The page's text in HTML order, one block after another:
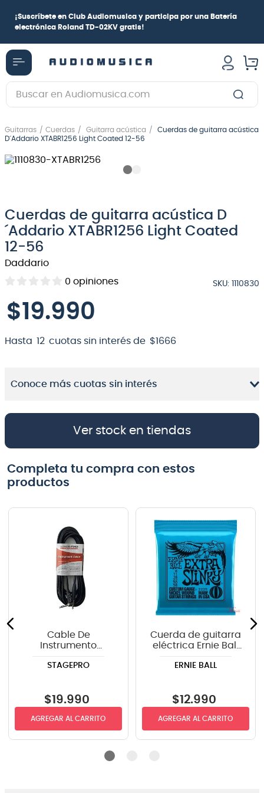
¡Suscríbete en Club Audiomusica y participa por una Batería
electrónica Roland TD-02KV gratis!
Buscar en Audiomusica.com
Guitarras Cuerdas Guitarra acústica
Cuerdas de guitarra acústica
D´Addario XTABR1256 Light Coated 12-56
Cuerdas de guitarra acústica D
´Addario XTABR1256 Light Coated
12-56
Daddario
0 opiniones SKU: 1110830
$19.990
Hasta 12 cuotas sin interés de $1666
Conoce más cuotas sin interés
Ver stock en tiendas
Completa tu compra con estos
productos
Cable De
Instrumento
recto-angulo 6mts
STAGEPRO
$19.990
AGREGAR AL CARRITO
Cuerda de guitarra
eléctrica Ernie Ball
8-38
ERNIE BALL
$12.990
AGREGAR AL CARRITO
1.
guitarra electrica
2.
bajo
5.
amplificador
teclado
7.
guitarra
micrófono
9 .
bateria